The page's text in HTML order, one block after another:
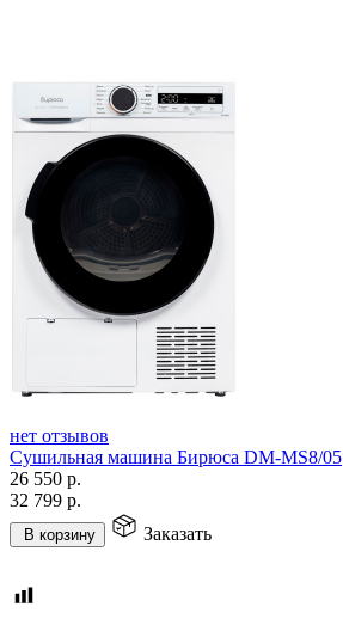
нет отзывов
Сушильная машина Бирюса DM-MS8/05
26 550 р.
32 799 р.
В корзину Заказать